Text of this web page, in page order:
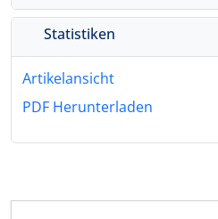
Statistiken
Artikelansicht
PDF Herunterladen